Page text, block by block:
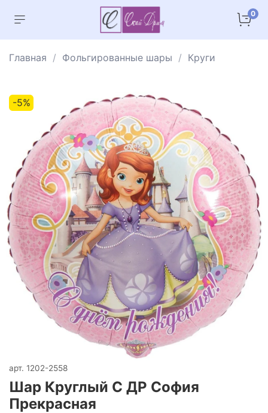
0
Главная Фольгированные шары Круги
-5%
арт. 1202-2558
Шар Круглый С ДР София
Прекрасная